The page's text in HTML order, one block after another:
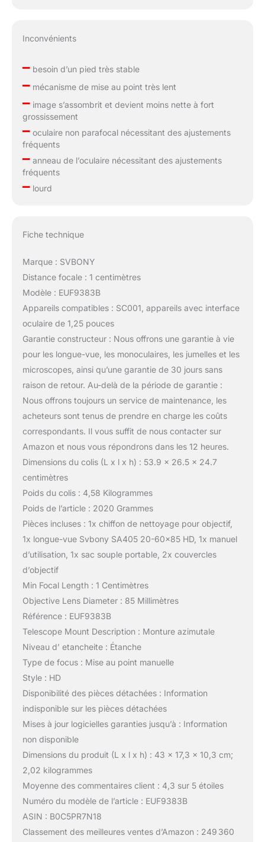
Inconvénients
–besoin d’un pied très stable
–mécanisme de mise au point très lent
–image s’assombrit et devient moins nette à fort
grossissement
–oculaire non parafocal nécessitant des ajustements
fréquents
–anneau de l’oculaire nécessitant des ajustements
fréquents
–lourd
Fiche technique
Marque : SVBONY
Distance focale : 1 centimètres
Modèle : EUF9383B
Appareils compatibles : SC001, appareils avec interface
oculaire de 1,25 pouces
Garantie constructeur : Nous offrons une garantie à vie
pour les longue-vue, les monoculaires, les jumelles et les
microscopes, ainsi qu’une garantie de 30 jours sans
raison de retour. Au-delà de la période de garantie :
Nous offrons toujours un service de maintenance, les
acheteurs sont tenus de prendre en charge les coûts
correspondants. Il vous suffit de nous contacter sur
Amazon et nous vous répondrons dans les 12 heures.
Dimensions du colis (L x l x h) : 53.9 x 26.5 x 24.7
centimètres
Poids du colis : 4,58 Kilogrammes
Poids de l’article : 2020 Grammes
Pièces incluses : 1x chiffon de nettoyage pour objectif,
1x longue-vue Svbony SA405 20-60×85 HD, 1x manuel
d’utilisation, 1x sac souple portable, 2x couvercles
d’objectif
Min Focal Length : 1 Centimètres
Objective Lens Diameter : 85 Millimètres
Référence : EUF9383B
Telescope Mount Description : Monture azimutale
Niveau d’ etancheite : Étanche
Type de focus : Mise au point manuelle
Style : HD
Disponibilité des pièces détachées : Information
indisponible sur les pièces détachées
Mises à jour logicielles garanties jusqu’à : Information
non disponible
Dimensions du produit (L x l x h) : 43 x 17,3 x 10,3 cm;
2,02 kilogrammes
Moyenne des commentaires client : 4,3 sur 5 étoiles
Numéro du modèle de l’article : EUF9383B
ASIN : B0C5PR7N18
Classement des meilleures ventes d’Amazon : 249 360